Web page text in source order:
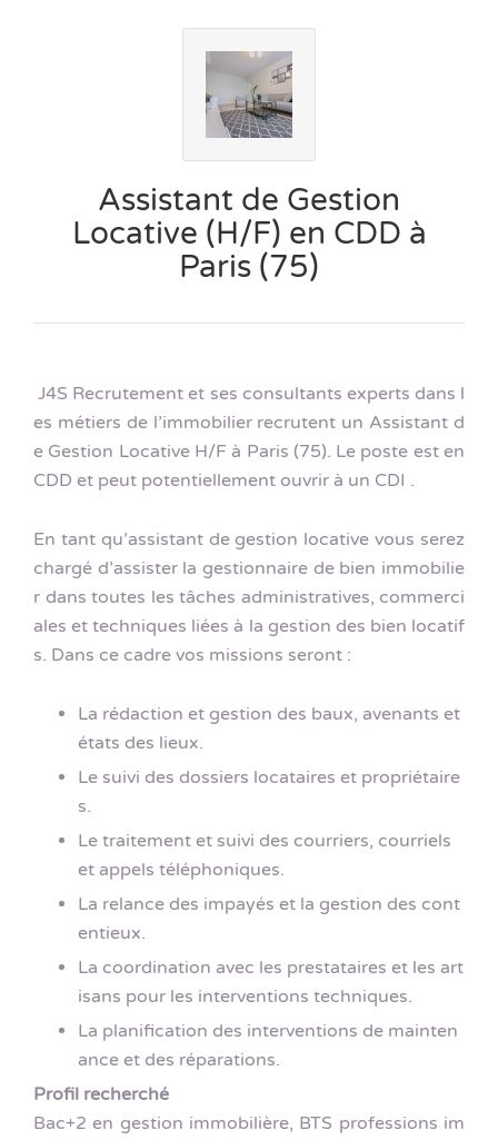
Assistant de Gestion
Locative (H/F) en CDD à
Paris (75)
J4S Recrutement et ses consultants experts dans l
es métiers de l’immobilier recrutent un Assistant d
e Gestion Locative H/F à Paris (75). Le poste est en
CDD et peut potentiellement ouvrir à un CDI .
En tant qu’assistant de gestion locative vous serez
chargé d’assister la gestionnaire de bien immobilie
r dans toutes les tâches administratives, commerci
ales et techniques liées à la gestion des bien locatif
s. Dans ce cadre vos missions seront :
La rédaction et gestion des baux, avenants et
états des lieux.
Le suivi des dossiers locataires et propriétaire
s.
Le traitement et suivi des courriers, courriels
et appels téléphoniques.
La relance des impayés et la gestion des cont
entieux.
La coordination avec les prestataires et les art
isans pour les interventions techniques.
La planification des interventions de mainten
ance et des réparations.
Profil recherché
Bac+2 en gestion immobilière, BTS professions im